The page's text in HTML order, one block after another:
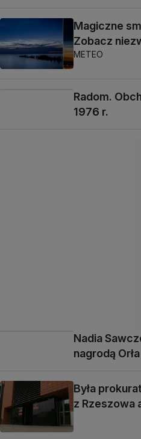
Magiczne
Zobacz
METEO
Radom.
1976 r.
Nadia
nagrodą
Była
z Rzeszowa